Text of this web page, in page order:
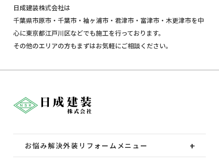
日成建装株式会社は
千葉県市原市・千葉市・袖ヶ浦市・君津市・富津市・木更津市を中
心に東京都江戸川区などでも施工を行っております。
その他のエリアの方もまずはお気軽にご相談ください。
お悩み解決外装 リフォームメニュー